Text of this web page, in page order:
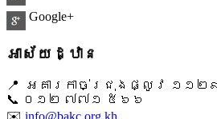
Google+
អាស័យដ្ឋាន
📍 អគារកាច់ជ្រុងផ្លូវ ១១
📞 ​០១២ ៧៧១ ៥៦៦
✉️ info@bakc.org.kh